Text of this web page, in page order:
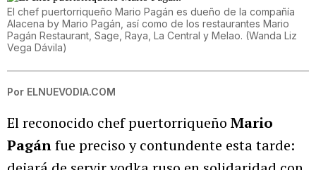
El chef puertorriqueño Mario Pagán es dueño de la compañía
Alacena by Mario Pagán, así como de los restaurantes Mario
Pagán Restaurant, Sage, Raya, La Central y Melao. (Wanda Liz
Vega Dávila)
Por ELNUEVODIA.COM
El reconocido chef puertorriqueño Mario
Pagánfue preciso y contundente esta tarde: